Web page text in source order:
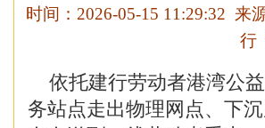
时间：2026-05-15 11:29:32 来
行
依托建行劳动者港湾公
务站点走出物理网点、下